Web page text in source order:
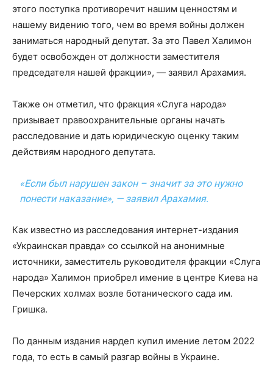
этого поступка противоречит нашим ценностям и
нашему видению того, чем во время войны должен
заниматься народный депутат. За это Павел Халимон
будет освобожден от должности заместителя
председателя нашей фракции», — заявил Арахамия.
Также он отметил, что фракция «Слуга народа»
призывает правоохранительные органы начать
расследование и дать юридическую оценку таким
действиям народного депутата.
«Если был нарушен закон – значит за это нужно
понести наказание», — заявил Арахамия.
Как известно из расследования интернет-издания
«Украинская правда» со ссылкой на анонимные
источники, заместитель руководителя фракции «Слуга
народа» Халимон приобрел имение в центре Киева на
Печерских холмах возле ботанического сада им.
Гришка.
По данным издания нардеп купил имение летом 2022
года, то есть в самый разгар войны в Украине.